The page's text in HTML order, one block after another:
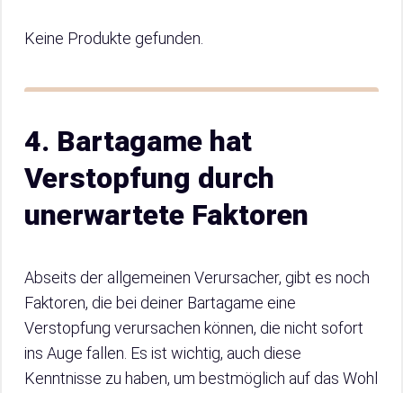
Keine Produkte gefunden.
4. Bartagame hat
Verstopfung durch
unerwartete Faktoren
Abseits der allgemeinen Verursacher, gibt es noch
Faktoren, die bei deiner Bartagame eine
Verstopfung verursachen können, die nicht sofort
ins Auge fallen. Es ist wichtig, auch diese
Kenntnisse zu haben, um bestmöglich auf das Wohl